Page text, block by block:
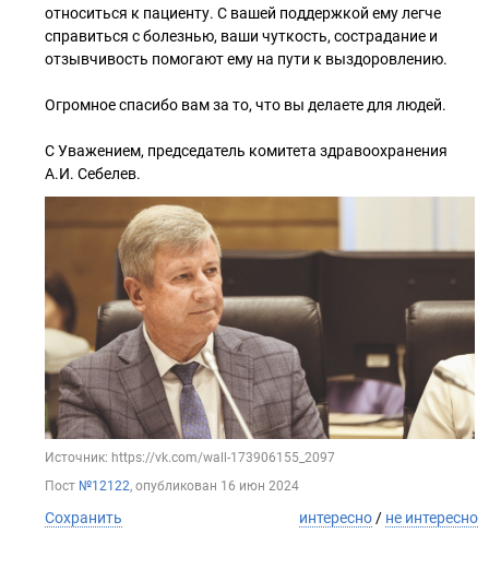
относиться к пациенту. С вашей поддержкой ему легче
справиться с болезнью, ваши чуткость, сострадание и
отзывчивость помогают ему на пути к выздоровлению.
Огромное спасибо вам за то, что вы делаете для людей.
С Уважением, председатель комитета здравоохранения
А.И. Себелев.
Источник: https://vk.com/wall-173906155_2097
Пост №12122, опубликован 16 июн 2024
Сохранить интересно / не интересно